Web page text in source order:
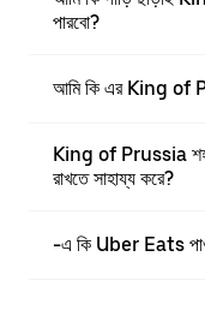
পারবো?
আমি কি এর King of
King of Prussia
রাখতে সাহায্য করে?
-এ কি Uber Eats